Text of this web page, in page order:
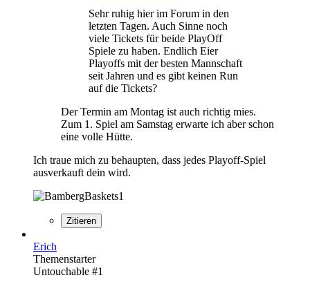
Sehr ruhig hier im Forum in den
letzten Tagen. Auch Sinne noch
viele Tickets für beide PlayOff
Spiele zu haben. Endlich Eier
Playoffs mit der besten Mannschaft
seit Jahren und es gibt keinen Run
auf die Tickets?
Der Termin am Montag ist auch richtig mies.
Zum 1. Spiel am Samstag erwarte ich aber schon
eine volle Hütte.
Ich traue mich zu behaupten, dass jedes Playoff-Spiel
ausverkauft dein wird.
Zitieren
Erich
Themenstarter
Untouchable #1